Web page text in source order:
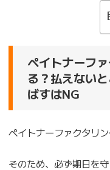
ペイトナーフ
る？払えない
ばすはNG
ペイトナーファクタリ
そのため、必ず期日を